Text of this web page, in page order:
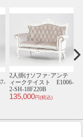
カウンターチェア･アン
ティークテイスト
E9009-18P65
32,800円(税込)